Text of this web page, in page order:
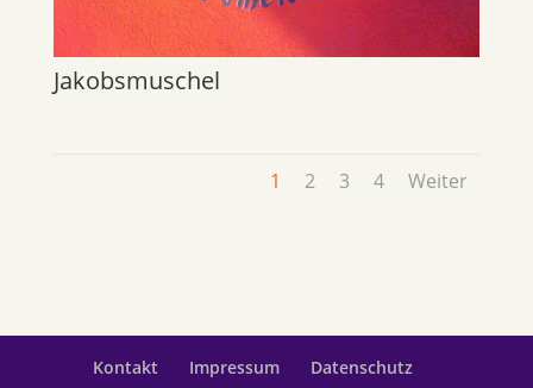
Jakobsmuschel
1 2 3 4 Weiter
Kontakt Impressum Datenschutz